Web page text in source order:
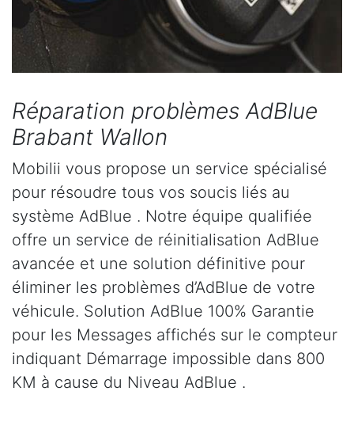
Réparation problèmes AdBlue
Brabant Wallon
Mobilii vous propose un service spécialisé
pour résoudre tous vos soucis liés au
système AdBlue . Notre équipe qualifiée
offre un service de réinitialisation AdBlue
avancée et une solution définitive pour
éliminer les problèmes d’AdBlue de votre
véhicule. Solution AdBlue 100% Garantie
pour les Messages affichés sur le compteur
indiquant Démarrage impossible dans 800
KM à cause du Niveau AdBlue .